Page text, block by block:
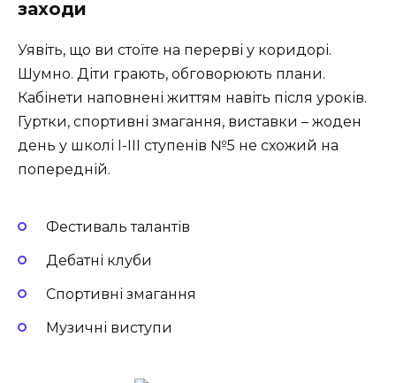
заходи
Уявіть, що ви стоїте на перерві у коридорі.
Шумно. Діти грають, обговорюють плани.
Кабінети наповнені життям навіть після уроків.
Гуртки, спортивні змагання, виставки – жоден
день у школі I-III ступенів №5 не схожий на
попередній.
Фестиваль талантів
Дебатні клуби
Спортивні змагання
Музичні виступи